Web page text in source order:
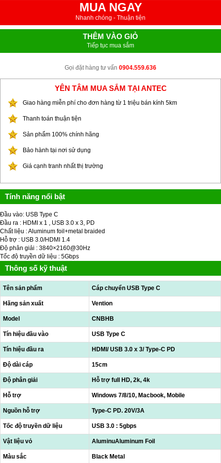
MUA NGAY
Nhanh chóng - Thuận tiện
THÊM VÀO GIỎ
Tiếp tục mua sắm
Gọi đặt hàng tư vấn 0904.559.636
YÊN TÂM MUA SẮM TẠI ANTEC
Giao hàng miễn phí cho đơn hàng từ 1 triệu bán kính 5km
Thanh toán thuận tiện
Sản phẩm 100% chính hãng
Bảo hành tại nơi sử dụng
Giá cạnh tranh nhất thị trường
Tính năng nổi bật
Đầu vào: USB Type C
Đầu ra : HDMI x 1 , USB 3.0 x 3, PD
Chất liệu : Aluminum foil+metal braided
Hỗ trợ : USB 3.0/HDMI 1.4
Độ phân giải : 3840×2160@30Hz
Tốc độ truyền dữ liệu : 5Gbps
Thông số kỹ thuật
Tên sản phẩm Cáp chuyển USB Type C
Hãng sản xuất Vention
Model CNBHB
Tín hiệu đầu vào USB Type C
Tín hiệu đầu ra HDMI/ USB 3.0 x 3/ Type-C PD
Độ dài cáp 15cm
Độ phân giải Hỗ trợ full HD, 2k, 4k
Hỗ trợ Windows 7/8/10, Macbook, Mobile
Nguồn hỗ trợ Type-C PD. 20V/3A
Tốc độ truyền dữ liệu USB 3.0 : 5gbps
Vật liệu vỏ AluminuAluminum Foil
Màu sắc Black Metal